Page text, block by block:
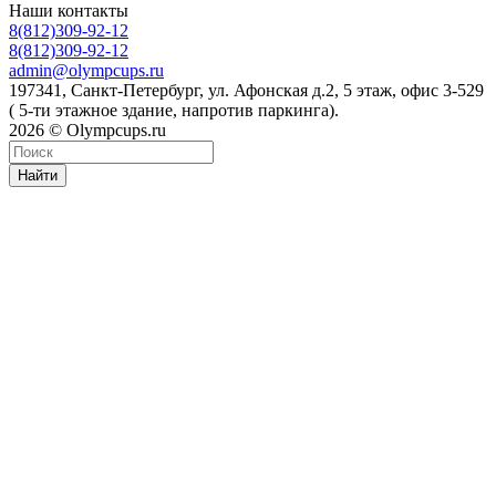
Наши контакты
8(812)309-92-12
8(812)309-92-12
admin@olympcups.ru
197341, Санкт-Петербург, ул. Афонская д.2, 5 этаж, офис 3-529
( 5-ти этажное здание, напротив паркинга).
2026 © Olympcups.ru
Найти